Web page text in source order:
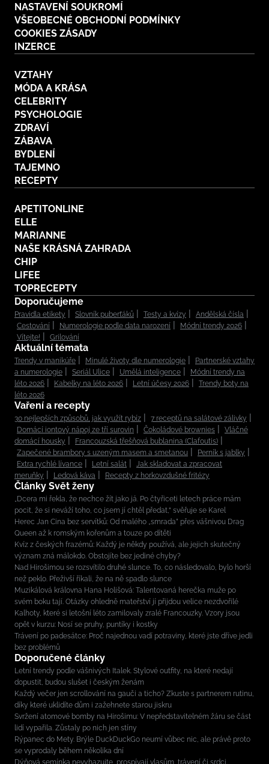
NASTAVENÍ SOUKROMÍ
VŠEOBECNÉ OBCHODNÍ PODMÍNKY
COOKIES ZÁSADY
INZERCE
VZTAHY
MÓDA A KRÁSA
CELEBRITY
PSYCHOLOGIE
ZDRAVÍ
ZÁBAVA
BYDLENÍ
TAJEMNO
RECEPTY
APETITONLINE
ELLE
MARIANNE
NAŠE KRÁSNÁ ZAHRADA
CHIP
LIFEE
TOPRECEPTY
Doporučujeme
Pravidla etikety Slovník puberťáků Testy a kvízy
Andělská čísla
Cestování
Numerologie podle data narození
Módní trendy 2026
Vítejte!
Grilování
Aktuální témata
Trendy v manikúře Minulé životy dle numerologie
Partnerské vztahy
a numerologie
Seriál Ulice Umělá inteligence
Módní trendy na
léto 2026
Kabelky na léto 2026 Letní účesy 2026
Trendy boty na
léto 2026
Vaření a recepty
30 nejlepších způsobů, jak využít rybíz
7 receptů na salátové zálivky
Domácí iontový nápoj ze tří surovin
Čokoládové brownies
Vláčné
domácí housky
Francouzská třešňová bublanina (Clafoutis)
Zapečené brambory s uzeným masem a smetanou
Perník s jablky
Extra rychlé lívance
Letní salát
Jak skladovat a zpracovat
meruňky
Ledová káva Recepty z horkovzdušné fritézy
Články Svět ženy
„Dcera mi řekla, že nechce žít jako já. Po čtyřiceti letech práce mám
pocit, že si neváží toho, co jsem jí chtěl předat,“ svěřuje se Karel
Herec Jan Cina bez servítků: Od malého „smrada” přes vášnivou Drag
Queen až k romským kořenům a touze po dítěti
Kvíz z českých frazémů: Každý je někdy používá, ale jejich skutečný
význam zná málokdo. Obstojíte bez jediné chyby?
Nad Hirošimou se rozsvítilo druhé slunce. To, co následovalo, bylo horší
než peklo. Přeživší říkali, že na ně spadlo slunce
Muzikálová královna Hana Holišová: Talentovaná herečka muže po
svém boku tají. Otázky ohledně mateřství jí přijdou velice nezdvořilé
Kalhoty, které si letošní léto zamilovaly zralé Francouzky. Vzory jsou
opět v kurzu: Nosí se pruhy, puntíky i kostky
Trávení po padesátce: Proč najednou vadí potraviny, které jste dříve jedli
bez problémů
Doporučené články
Letní trendy podle vášnivých Italek. Stylové outfity, na které nedají
dopustit, budou slušet i českým ženám
Každý večer jen scrollování na gauči a ticho? Zkuste s partnerem rutinu,
díky které uklidíte dům i zažehnete starou jiskru
Svržení atomové bomby na Hirošimu: V nepředstavitelném žáru se část
lidí vypařila. Zůstaly po nich jen stíny
Rýpanec do Mety. Brýle DuckDuckGo neumí vůbec nic, ale právě proto
se vyprodaly během několika dní
Dýňová semínka nevyhazujte, prospívají vlasům, trávení či srdci.